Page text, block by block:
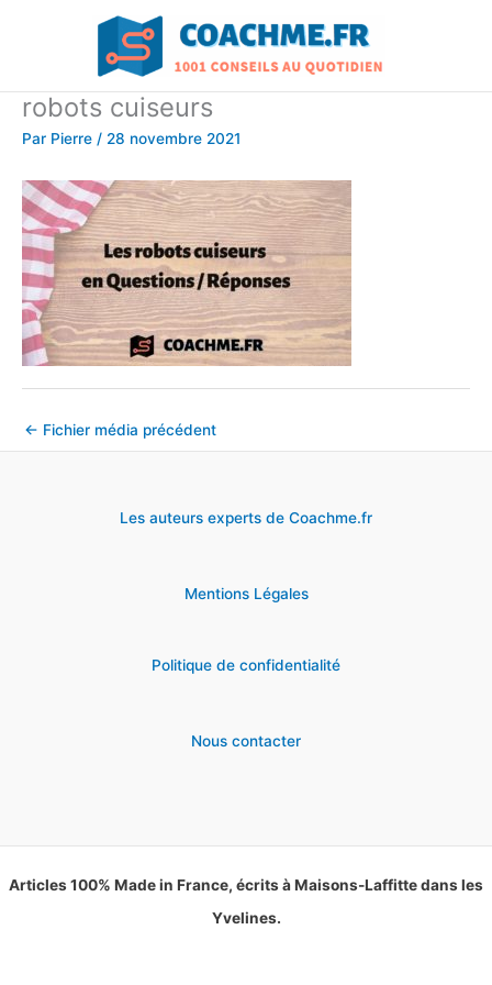
robots cuiseurs
Par Pierre / 28 novembre 2021
← Fichier média précédent
Les auteurs experts de Coachme.fr
Mentions Légales
Politique de confidentialité
Nous contacter
Articles 100% Made in France, écrits à Maisons-Laffitte dans les
Yvelines.